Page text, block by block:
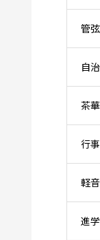
管
自
茶
行事
軽
進